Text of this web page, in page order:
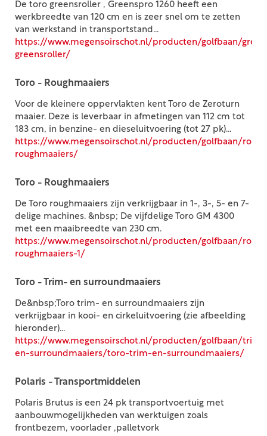
De toro greensroller , Greenspro 1260 heeft een
werkbreedte van 120 cm en is zeer snel om te zetten
van werkstand in transportstand...
https://www.megensoirschot.nl/producten/golfbaan/
greensroller/
Toro - Roughmaaiers
Voor de kleinere oppervlakten kent Toro de Zeroturn
maaier. Deze is leverbaar in afmetingen van 112 cm tot
183 cm, in benzine- en dieseluitvoering (tot 27 pk)...
https://www.megensoirschot.nl/producten/golfbaan/
roughmaaiers/
Toro - Roughmaaiers
De Toro roughmaaiers zijn verkrijgbaar in 1-, 3-, 5- en 7-
delige machines. &nbsp; De vijfdelige Toro GM 4300
met een maaibreedte van 230 cm.
https://www.megensoirschot.nl/producten/golfbaan/
roughmaaiers-1/
Toro - Trim- en surroundmaaiers
De&nbsp;Toro trim- en surroundmaaiers zijn
verkrijgbaar in kooi- en cirkeluitvoering (zie afbeelding
hieronder)...
https://www.megensoirschot.nl/producten/golfbaan/trim-
en-surroundmaaiers/toro-trim-en-surroundmaaiers/
Polaris - Transportmiddelen
Polaris Brutus is een 24 pk transportvoertuig met
aanbouwmogelijkheden van werktuigen zoals
frontbezem, voorlader ,palletvork